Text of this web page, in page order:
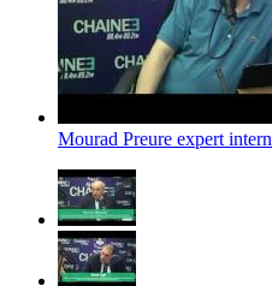
Mourad Preure expert